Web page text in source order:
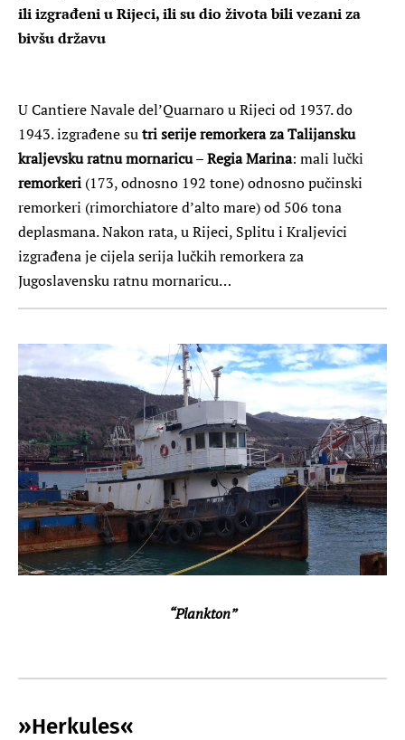
ili izgrađeni u Rijeci, ili su dio života bili vezani za
bivšu državu
U Cantiere Navale del’Quarnaro u Rijeci od 1937. do
1943. izgrađene sutri serije remorkera za Talijansku
kraljevsku ratnu mornaricu–RegiaMarina: mali lučki
remorkeri (173, odnosno 192 tone) odnosno pučinski
remorkeri (rimorchiatore d’alto mare) od 506 tona
deplasmana. Nakon rata, u Rijeci, Splitu i Kraljevici
izgrađena je cijela serija lučkih remorkera za
Jugoslavensku ratnu mornaricu…
“Plankton”
»Herkules«